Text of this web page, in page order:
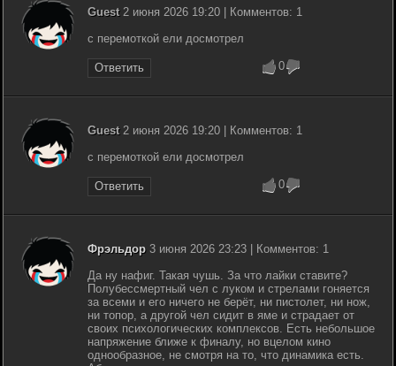
Guest2 июня 2026 19:20 | Комментов: 1
с перемоткой ели досмотрел
Ответить 0
Guest2 июня 2026 19:20 | Комментов: 1
с перемоткой ели досмотрел
Ответить 0
Фрэльдор 3 июня 2026 23:23 | Комментов: 1
Да ну нафиг. Такая чушь. За что лайки ставите?
Полубессмертный чел с луком и стрелами гоняется
за всеми и его ничего не берёт, ни пистолет, ни нож,
ни топор, а другой чел сидит в яме и страдает от
своих психологических комплексов. Есть небольшое
напряжение ближе к финалу, но вцелом кино
однообразное, не смотря на то, что динамика есть.